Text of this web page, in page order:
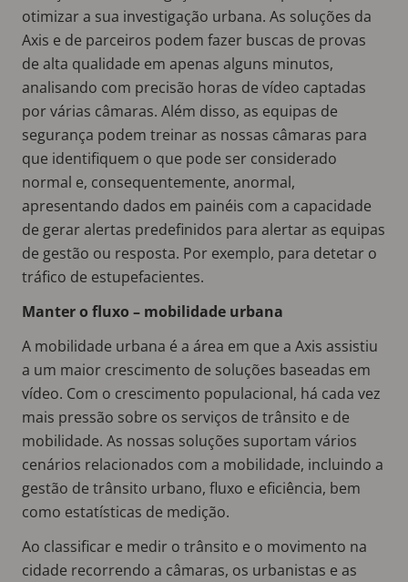
otimizar a sua investigação urbana. As soluções da
Axis e de parceiros podem fazer buscas de provas
de alta qualidade em apenas alguns minutos,
analisando com precisão horas de vídeo captadas
por várias câmaras. Além disso, as equipas de
segurança podem treinar as nossas câmaras para
que identifiquem o que pode ser considerado
normal e, consequentemente, anormal,
apresentando dados em painéis com a capacidade
de gerar alertas predefinidos para alertar as equipas
de gestão ou resposta. Por exemplo, para detetar o
tráfico de estupefacientes.
Manter o fluxo – mobilidade urbana
A mobilidade urbana é a área em que a Axis assistiu
a um maior crescimento de soluções baseadas em
vídeo. Com o crescimento populacional, há cada vez
mais pressão sobre os serviços de trânsito e de
mobilidade. As nossas soluções suportam vários
cenários relacionados com a mobilidade, incluindo a
gestão de trânsito urbano, fluxo e eficiência, bem
como estatísticas de medição.
Ao classificar e medir o trânsito e o movimento na
cidade recorrendo a câmaras, os urbanistas e as